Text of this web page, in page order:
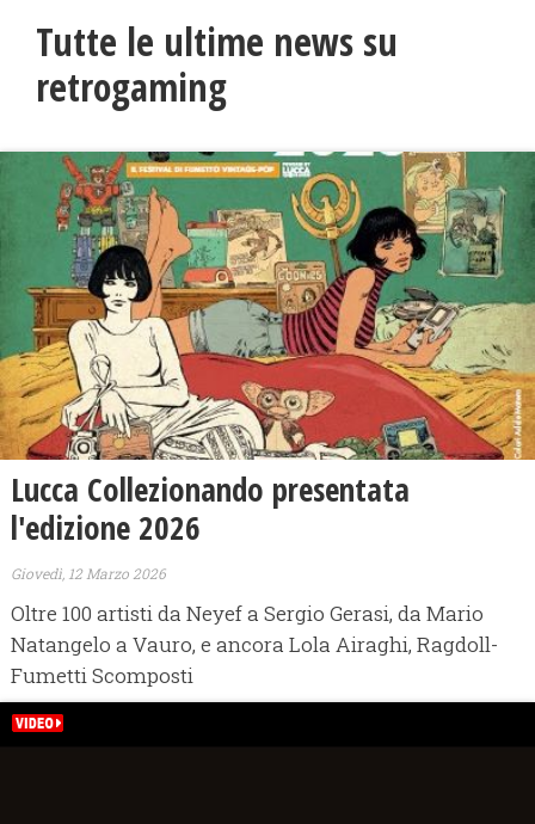
Tutte le ultime news su
retrogaming
Lucca Collezionando presentata
l'edizione 2026
Giovedì, 12 Marzo 2026
Oltre 100 artisti da Neyef a Sergio Gerasi, da Mario
Natangelo a Vauro, e ancora Lola Airaghi, Ragdoll-
Fumetti Scomposti